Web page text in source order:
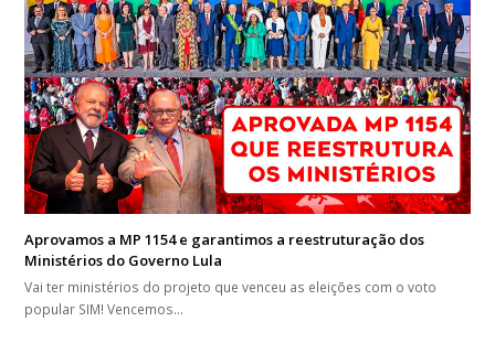
Aprovamos a MP 1154 e garantimos a reestruturação dos
Ministérios do Governo Lula
Vai ter ministérios do projeto que venceu as eleições com o voto
popular SIM! Vencemos…